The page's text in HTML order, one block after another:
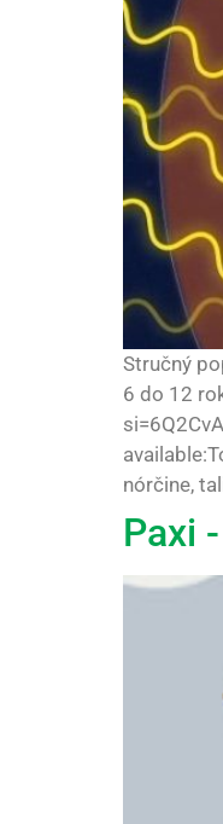
Stručný
6 do 12
nórčine,
Paxi